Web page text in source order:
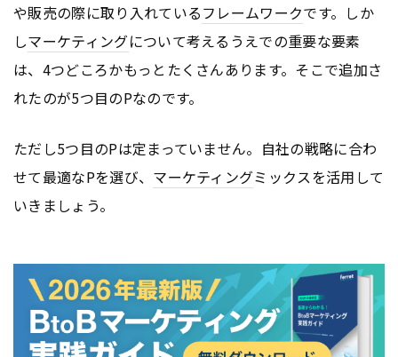
や販売の際に取り入れているフレームワークです。しか
しマーケティングについて考えるうえでの重要な要素
は、4つどころかもっとたくさんあります。そこで追加さ
れたのが5つ目のPなのです。
ただし5つ目のPは定まっていません。自社の戦略に合わ
せて最適なPを選び、 マーケティングミックスを活用して
いきましょう。